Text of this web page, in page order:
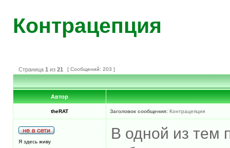
Контрацепция
Страница 1 из 21 [ Сообщений: 203 ]
Автор
theRAT Заголовок сообщения: Контрацепция
Я здесь живу
В одной из тем